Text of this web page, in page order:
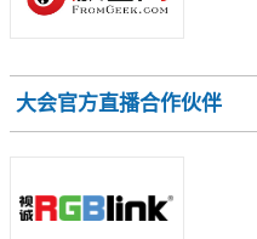
大会官方直播合作伙伴